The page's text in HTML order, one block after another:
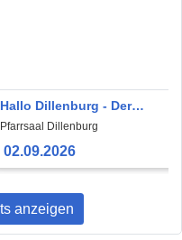
Hallo Dillenburg - Der
Kasper kommt!
Pfarrsaal Dillenburg
02.09.2026
anzeigen